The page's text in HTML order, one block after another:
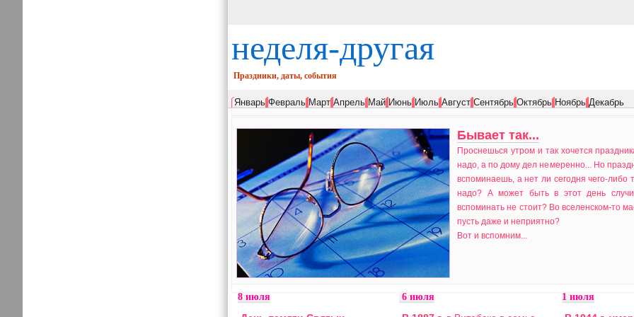
неделя-другая
Праздники, даты, события
Январь Февраль Март Апрель Май Июнь Июль Август Сентябрь Октябрь Ноябрь Декабрь
Бывает так...
Проснешься утром и так хочется
надо, а по дому дел немеренно... Но
вспоминаешь, а нет ли сегодня чего-либо
надо? А может быть в этот день
вспоминать не стоит? Во вселенском-то
пусть даже и неприятно?
Вот и вспомним...
8 июля 6 июля 1 июля